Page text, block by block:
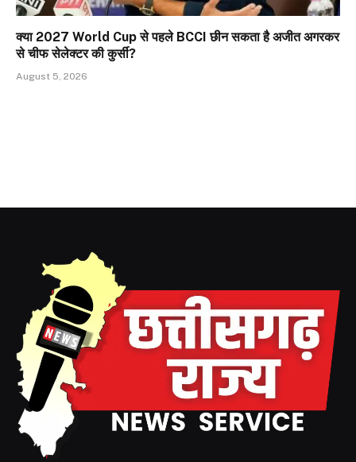
क्या 2027 World Cup से पहले BCCI छीन सकता है अजीत अगरकर
से चीफ सेलेक्टर की कुर्सी?
August 5, 2026